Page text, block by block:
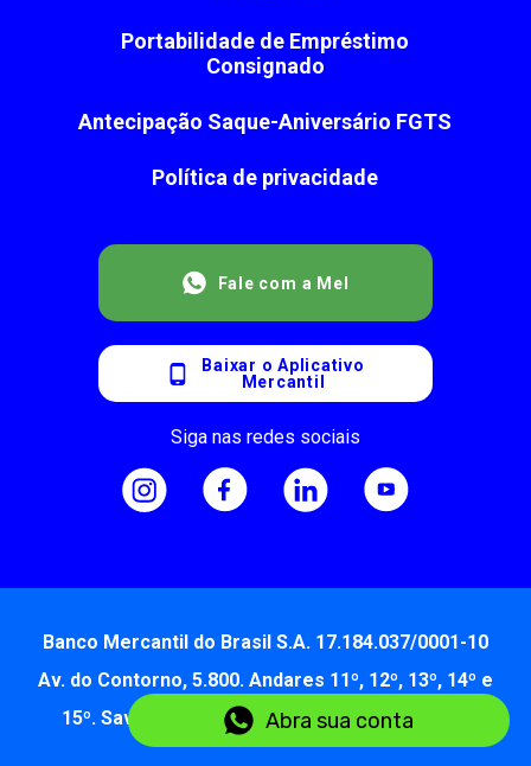
Abra sua conta
Portabilidade de Empréstimo
Consignado
Antecipação Saque-Aniversário FGTS
Política de privacidade
Fale com a Mel
Baixar o Aplicativo
Mercantil
Siga nas redes sociais
Banco Mercantil do Brasil S.A. 17.184.037/0001-10
Av. do Contorno, 5.800. Andares 11º, 12º, 13º, 14º e
15º. Savassi - Belo Horizonte - MG 30.110-042